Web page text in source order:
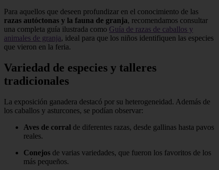
Para aquellos que deseen profundizar en el conocimiento de las
razas autóctonas y la fauna de granja, recomendamos consultar
una completa guía ilustrada como Guía de razas de caballos y
animales de granja, ideal para que los niños identifiquen las especies
que vieron en la feria.
Variedad de especies y talleres
tradicionales
La exposición ganadera destacó por su heterogeneidad. Además de
los caballos y asturcones, se podían observar:
Aves de corral de diferentes razas, desde gallinas hasta pavos
reales.
Conejos de varias variedades, que fueron los favoritos de los
más pequeños.